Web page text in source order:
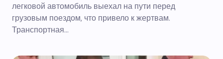
легковой автомобиль выехал на пути перед
грузовым поездом, что привело к жертвам.
Транспортная…